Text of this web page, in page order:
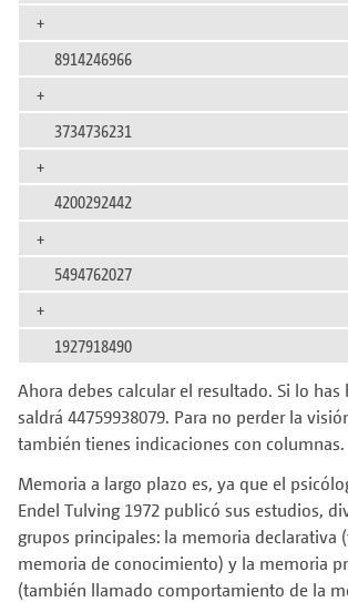
+
8914246966
+
3734736231
+
4200292442
+
5494762027
+
1927918490
Ahora debes calcular el resultado. Si lo has
saldrá 44759938079. Para no perder la
también tienes indicaciones con columnas.
Memoria a largo plazo es, ya que el
Endel Tulving 1972 publicó sus estudios,
grupos principales: la memoria declarativa
memoria de conocimiento) y la memoria
(también llamado comportamiento de la